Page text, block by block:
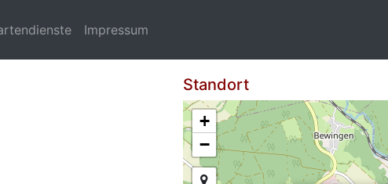
Impressum
Standort
+
−